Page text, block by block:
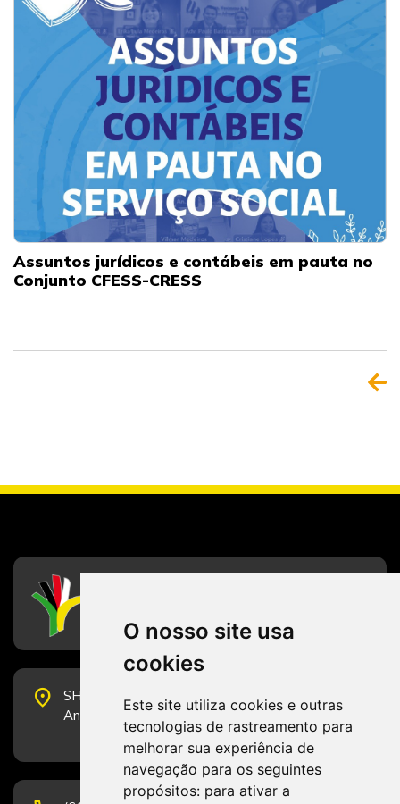
O nosso site usa
cookies
Este site utiliza cookies e outras
tecnologias de rastreamento para
melhorar sua experiência de
navegação para os seguintes
propósitos: para ativar a
Assuntos jurídicos e contábeis em pauta no
Conjunto CFESS-CRESS
place
SHS Quadra 6, Bloco E, Complexo Brasil 21, 20º
Andar, Sala 2001 - CEP 70322-915 - Brasília/DF